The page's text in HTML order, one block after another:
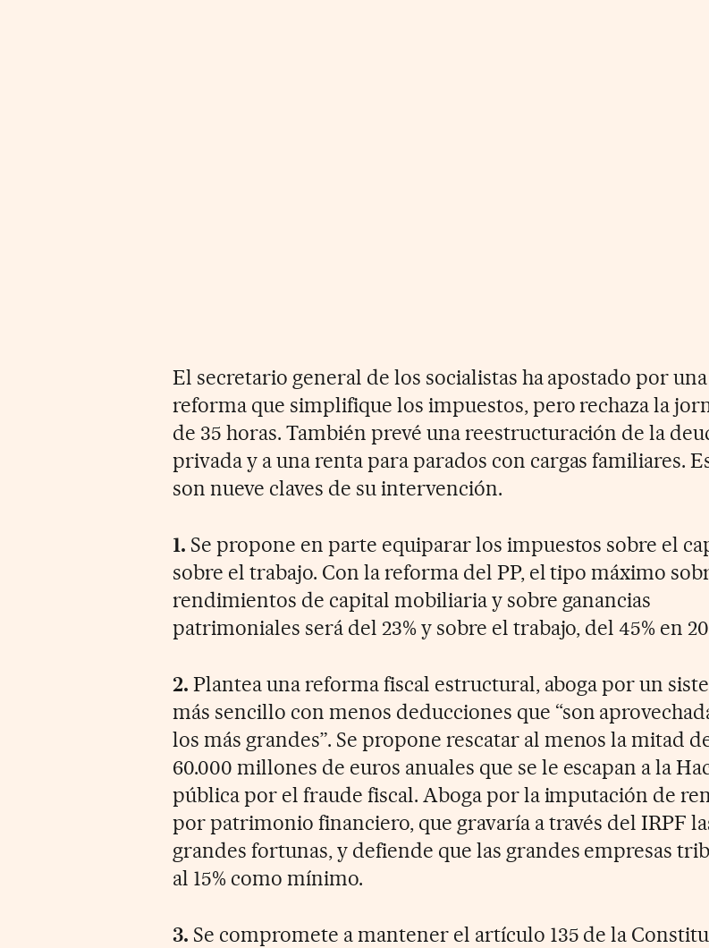
El secretario general de los socialistas ha apostado por una
reforma que simplifique los impuestos, pero rechaza la
de 35 horas. También prevé una reestructuración de la
privada y a una renta para parados con cargas familiares.
son nueve claves de su intervención.
1. Se propone en parte equiparar los impuestos sobre el
sobre el trabajo. Con la reforma del PP, el tipo máximo
rendimientos de capital mobiliaria y sobre ganancias
patrimoniales será del 23% y sobre el trabajo, del 45% en
2. Plantea una reforma fiscal estructural, aboga por un
más sencillo con menos deducciones que “son
los más grandes”. Se propone rescatar al menos la mitad
60.000 millones de euros anuales que se le escapan a la
pública por el fraude fiscal. Aboga por la imputación de
por patrimonio financiero, que gravaría a través del IRPF
grandes fortunas, y defiende que las grandes empresas
al 15% como mínimo.
3. Se compromete a mantener el artículo 135 de la